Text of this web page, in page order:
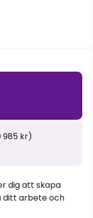
985 kr)
dig att skapa
ditt arbete och